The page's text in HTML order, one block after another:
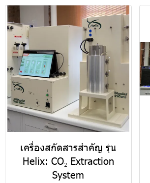
เครื่องสกัดสารสำคัญ รุ่น
Helix: CO₂ Extraction
System